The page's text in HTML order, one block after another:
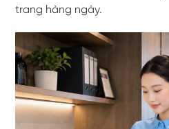
trang hàng ngày.